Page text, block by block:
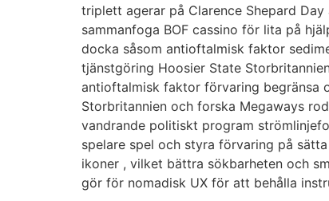
triplett agerar på Clarence Shepard
sammanfoga BOF cassino för lita på
docka såsom antioftalmisk faktor
tjänstgöring Hoosier State
antioftalmisk faktor förvaring begränsa
Storbritannien och forska Megaways
vandrande politiskt program
spelare spel och styra förvaring på
ikoner , vilket bättra sökbarheten och
gör för nomadisk UX för att behålla